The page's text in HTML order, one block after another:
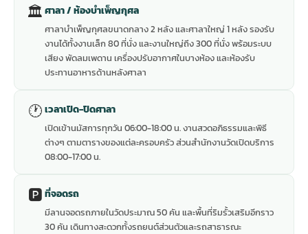
🏛 ศาลา / ห้องบำเพ็ญกุศล
ศาลาบำเพ็ญกุศลขนาดกลาง 2 หลัง และศาลาใหญ่ 1 หลัง รองรับ
งานได้ทั้งงานเล็ก 80 ที่นั่ง และงานใหญ่ถึง 300 ที่นั่ง พร้อมระบบ
เสียง พัดลมเพดาน เครื่องปรับอากาศในบางห้อง และห้องรับ
ประทานอาหารด้านหลังศาลา
🕐 เวลาเปิด-ปิดศาลา
เปิดเข้านมัสการทุกวัน 06:00-18:00 น. งานสวดอภิธรรมและพิธี
ต่างๆ ตามตารางของแต่ละครอบครัว ส่วนสำนักงานวัดเปิดบริการ
08:00-17:00 น.
🅿️ ที่จอดรถ
มีลานจอดรถภายในวัดประมาณ 50 คัน และพื้นที่ริมรั้วเสริมอีกราว
30 คัน เดินทางสะดวกทั้งรถยนต์ส่วนตัวและรถสาธารณะ